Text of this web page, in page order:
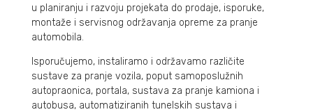
u planiranju i razvoju projekata do prodaje, isporuke,
montaže i servisnog održavanja opreme za pranje
automobila.
Isporučujemo, instaliramo i održavamo različite
sustave za pranje vozila, poput samoposlužnih
autopraonica, portala, sustava za pranje kamiona i
autobusa, automatiziranih tunelskih sustava i